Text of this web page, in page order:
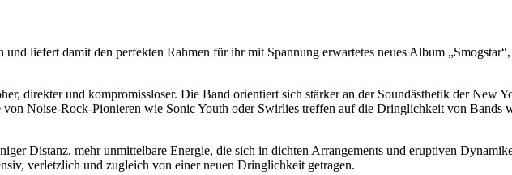
liefert damit den perfekten Rahmen für ihr mit Spannung erwartetes neues Album
direkter und kompromissloser. Die Band orientiert sich stärker an der Soundästhetik der New
Noise-Rock-Pionieren wie Sonic Youth oder Swirlies treffen auf die Dringlichkeit von Bands
Distanz, mehr unmittelbare Energie, die sich in dichten Arrangements und eruptiven
verletzlich und zugleich von einer neuen Dringlichkeit getragen.